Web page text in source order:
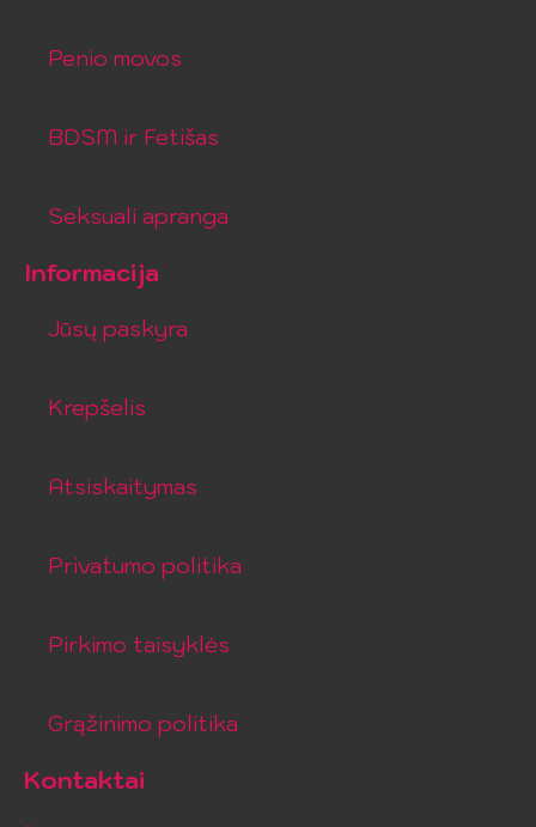
Penio movos
BDSM ir Fetišas
Seksuali apranga
Informacija
Jūsų paskyra
Krepšelis
Atsiskaitymas
Privatumo politika
Pirkimo taisyklės
Grąžinimo politika
Kontaktai